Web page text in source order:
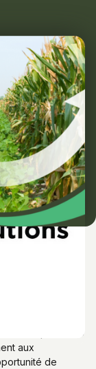
et une
d’implantation
aux
de